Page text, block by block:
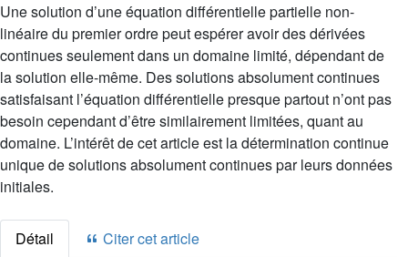
Une solution d’une équation différentielle partielle non-
linéaire du premier ordre peut espérer avoir des dérivées
continues seulement dans un domaine limité, dépendant de
la solution elle-même. Des solutions absolument continues
satisfaisant l’équation différentielle presque partout n’ont pas
besoin cependant d’être similairement limitées, quant au
domaine. L’intérêt de cet article est la détermination continue
unique de solutions absolument continues par leurs données
initiales.
Détail Citer cet article